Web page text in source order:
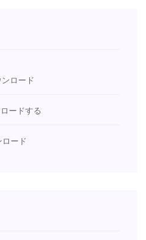
ロード
ードする
ード